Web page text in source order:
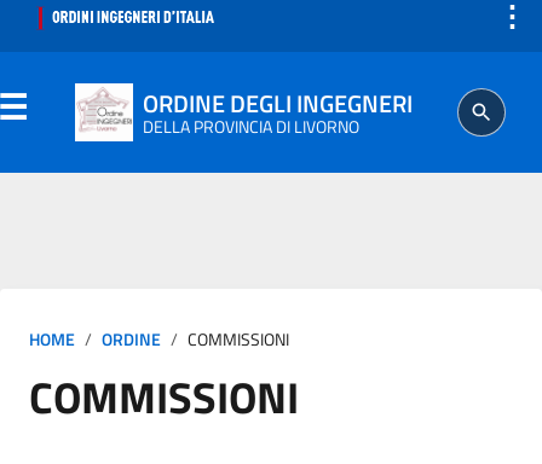
⋮
ORDINE DEGLI INGEGNERI
DELLA PROVINCIA DI LIVORNO
ISCRITTO
PROFESSIONE
HOME ORDINE COMMISSIONI
COMMISSIONI